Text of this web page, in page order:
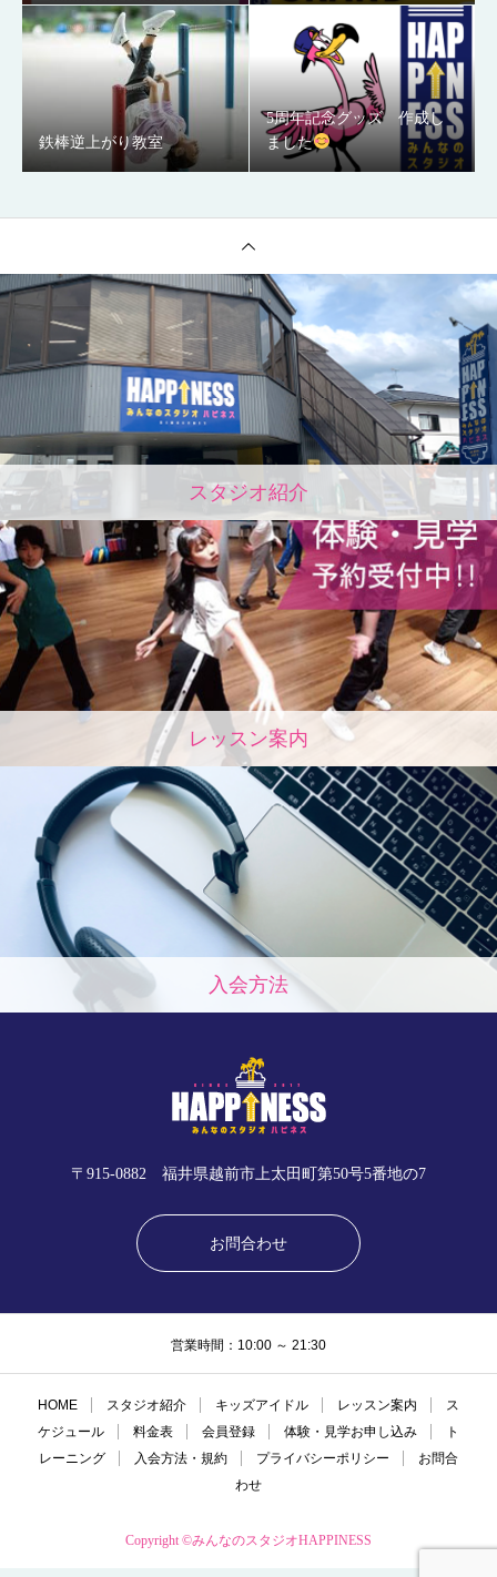
鉄棒逆上がり教室
5周年記念グッズ 作成し
ました
スタジオ紹介
レッスン案内
入会方法
〒915-0882 福井県越前市上太田町第50号5番地の7
お問合わせ
営業時間：10:00 ～ 21:30
HOME スタジオ紹介 キッズアイドル レッスン案内
ス
ケジュール
料金表 会員登録 体験・見学お申し込み
ト
レーニング
入会方法・規約 プライバシーポリシー
お問合
わせ
Copyright ©みんなのスタジオHAPPINESS